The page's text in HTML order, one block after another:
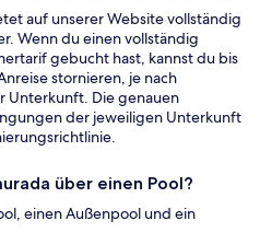
auf unserer Website vollständig
Wenn du einen vollständig
gebucht hast, kannst du bis
stornieren, je nach
Unterkunft. Die genauen
der jeweiligen Unterkunft
über einen Pool?
einen Außenpool und ein